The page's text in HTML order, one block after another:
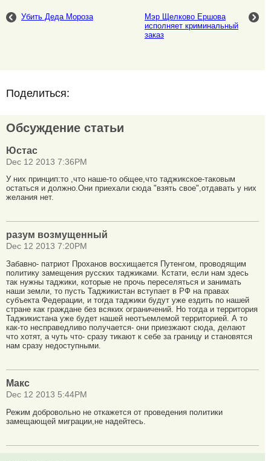
Убить Деда Мороза
Мэр Щелково Ершова
исполняет криминальный
заказ
Поделиться:
Обсуждение статьи
Юстас
Dec 12 2013 7:36PM
У них принцип:то ,что наше-то общее,что таджикское-таковым
остаться и должно.Они приехали сюда "взять свое",отдавать у них
желания нет.
разум возмущенный
Dec 12 2013 7:20PM
Забавно- патриот Проханов восхищается Путенгом, проводящим
политику замещения русских таджиками. Кстати, если нам здесь
так нужны таджики, которые не прочь переселяться и занимать
наши земли, то пусть Таджикистан вступает в РФ на правах
субъекта Федерации, и тогда таджики будут уже ездить по нашей
стране как граждане без всяких ограничений. Но тогда и территория
Таджикистана уже будет нашей неотъемлемой территорией. А то
как-то несправедливо получается- они приезжают сюда, делают
что хотят, а чуть что- сразу тикают к себе за границу и становятся
нам сразу недоступными.
Макс
Dec 12 2013 5:44PM
Режим добровольно не откажется от проведения политики
замещающей миграции,не надейтесь.